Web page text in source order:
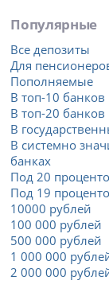
Популярные
Все депозиты
Для
Пополняемые
В топ-10 банков
В топ-20 банков
В
В системно
банках
Под 20
Под 19
10000 рублей
100 000 рублей
500 000 рублей
1 000 000
2 000 000